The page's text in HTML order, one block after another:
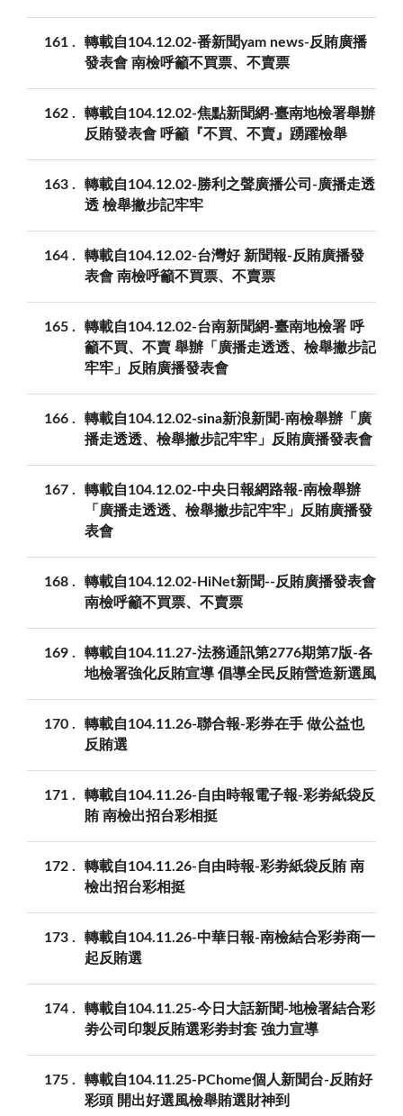
161
轉載自104.12.02-番新聞yam news-反賄廣播
發表會 南檢呼籲不買票、不賣票
162
轉載自104.12.02-焦點新聞網-臺南地檢署舉辦
反賄發表會 呼籲『不買、不賣』踴躍檢舉
163
轉載自104.12.02-勝利之聲廣播公司-廣播走透
透 檢舉撇步記牢牢
164
轉載自104.12.02-台灣好 新聞報-反賄廣播發
表會 南檢呼籲不買票、不賣票
165
轉載自104.12.02-台南新聞網-臺南地檢署 呼
籲不買、不賣 舉辦「廣播走透透、檢舉撇步記
牢牢」反賄廣播發表會
166
轉載自104.12.02-sina新浪新聞-南檢舉辦「廣
播走透透、檢舉撇步記牢牢」反賄廣播發表會
167
轉載自104.12.02-中央日報網路報-南檢舉辦
「廣播走透透、檢舉撇步記牢牢」反賄廣播發
表會
168
轉載自104.12.02-HiNet新聞--反賄廣播發表會
南檢呼籲不買票、不賣票
169
轉載自104.11.27-法務通訊第2776期第7版-各
地檢署強化反賄宣導 倡導全民反賄營造新選風
170
轉載自104.11.26-聯合報-彩券在手 做公益也
反賄選
171
轉載自104.11.26-自由時報電子報-彩劵紙袋反
賄 南檢出招台彩相挺
172
轉載自104.11.26-自由時報-彩劵紙袋反賄 南
檢出招台彩相挺
173
轉載自104.11.26-中華日報-南檢結合彩劵商一
起反賄選
174
轉載自104.11.25-今日大話新聞-地檢署結合彩
劵公司印製反賄選彩劵封套 強力宣導
175
轉載自104.11.25-PChome個人新聞台-反賄好
彩頭 開出好選風檢舉賄選財神到